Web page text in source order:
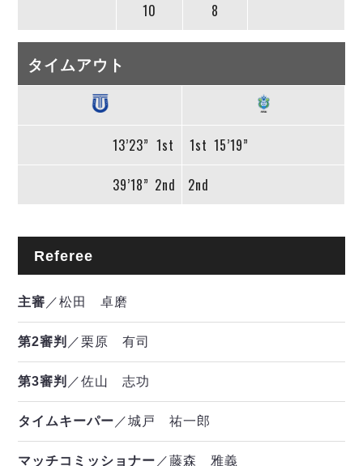
10 8
タイムアウト
13’23” 1st 1st 15’19”
39’18” 2nd 2nd
Referee
主審 ／松田 卓磨
第2審判 ／栗原 有司
第3審判 ／佐山 志功
タイムキーパー ／城戸 祐一郎
マッチコミッショナー ／藤森 雅義